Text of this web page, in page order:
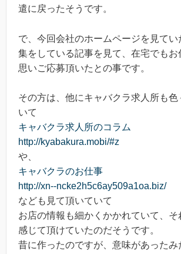
遣に戻ったそうです。
で、今回会社のホームページを見てい
集をしている記事を見て、在宅でもお
思いご応募頂いたとの事です。
その方は、他にキャバクラ求人所も色
いて
キャバクラ求人所のコラム
http://kyabakura.mobi/#z
や、
キャバクラのお仕事
http://xn--ncke2h5c6ay509a1oa.biz/
なども見て頂いていて
お店の情報も細かくかかれていて、そ
感じて頂けていたのだそうです。
昔に作ったのですが、意味があったみ